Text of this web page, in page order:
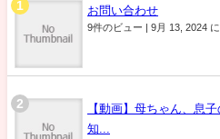
お問い合わせ
9件のビュー | 9月 13, 2024
【動画】母ちゃん、息
知...